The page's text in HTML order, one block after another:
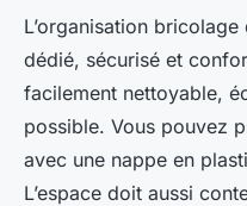
L’organisation
dédié, sécurisé et
facilement nettoyable,
possible. Vous pouvez
avec une nappe en
L’espace doit aussi